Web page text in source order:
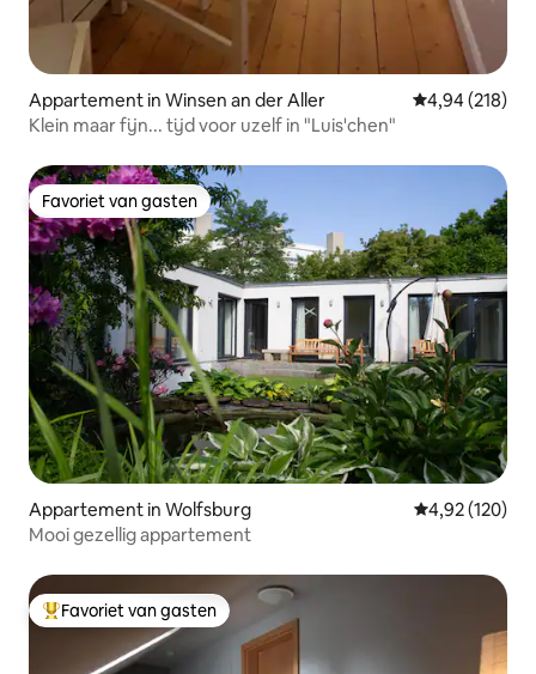
Appartement in Winsen an der Aller Gemiddelde
4,94 (218)
Klein maar fijn... tijd voor uzelf in "Luis'chen"
Favoriet van gasten
Favoriet van gasten
Appartement in Wolfsburg Gemiddelde
4,92 (120)
Mooi gezellig appartement
Topfavoriet van gasten
Favoriet van gasten